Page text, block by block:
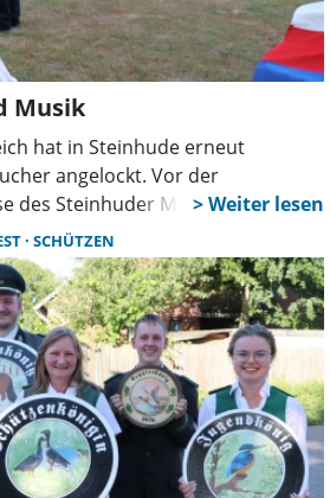
Musik
hat in Steinhude erneut
angelockt. Vor der
des Steinhuder Meeres erlebten
eine traditionsreiche Zeremonie
und feierlicher Atmosphäre zum
SCHÜTZEN